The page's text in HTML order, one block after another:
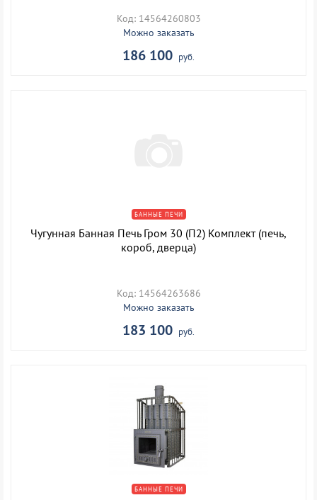
Код: 14564260803
Можно заказать
186 100 руб.
БАННЫЕ ПЕЧИ
Чугунная Банная Печь Гром 30 (П2) Комплект (печь,
короб, дверца)
Код: 14564263686
Можно заказать
183 100 руб.
БАННЫЕ ПЕЧИ